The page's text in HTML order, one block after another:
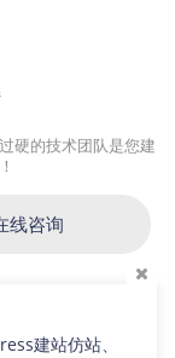
硬的技术团队是您建
线咨询
建站仿站、